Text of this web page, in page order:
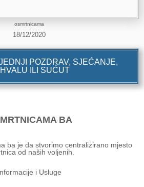
osmrtnicama
18/12/2020
POZDRAV, SJEĆANJE,
ILI SUĆUT
BA
ba je da stvorimo centralizirano mjesto
od naših voljenih.
i Usluge